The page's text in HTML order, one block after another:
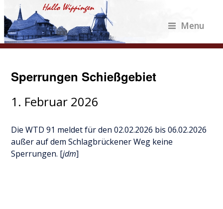
Menu
Sperrungen Schießgebiet
1. Februar 2026
Die WTD 91 meldet für den 02.02.2026 bis 06.02.2026
außer auf dem Schlagbrückener Weg keine
Sperrungen. [jdm]